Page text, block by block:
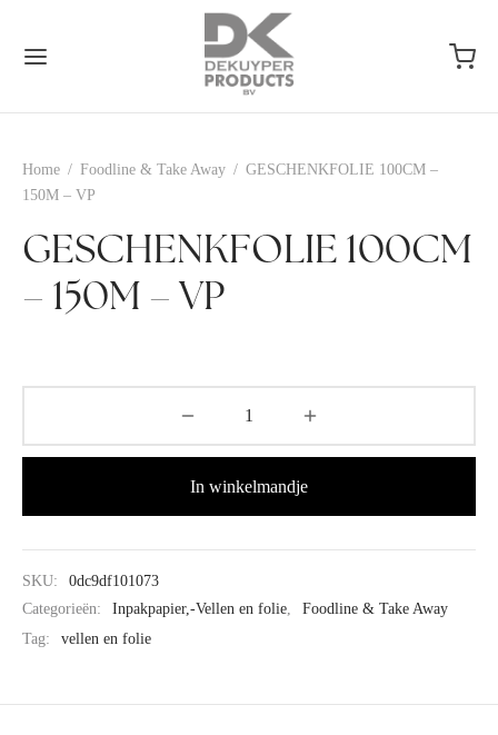
Home / Foodline & Take Away / GESCHENKFOLIE 100CM –
150M – VP
GESCHENKFOLIE 100CM
– 150M – VP
In winkelmandje
SKU:
0dc9df101073
Categorieën:
Inpakpapier,-Vellen en folie,
Foodline & Take Away
Tag:
vellen en folie